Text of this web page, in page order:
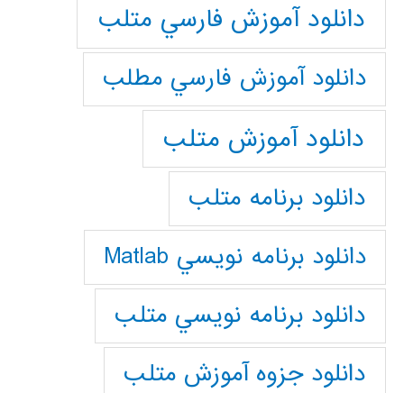
دانلود آموزش فارسي متلب
دانلود آموزش فارسي مطلب
دانلود آموزش متلب
دانلود برنامه متلب
دانلود برنامه نويسي Matlab
دانلود برنامه نويسي متلب
دانلود جزوه آموزش متلب